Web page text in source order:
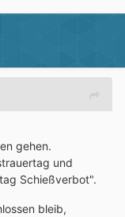
gehen.
und
Schießverbot".
bleib,